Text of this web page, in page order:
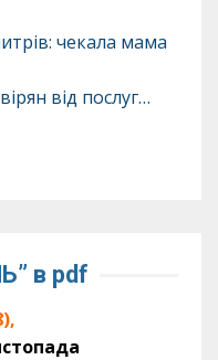
чекала мама
від послуг…
в pdf